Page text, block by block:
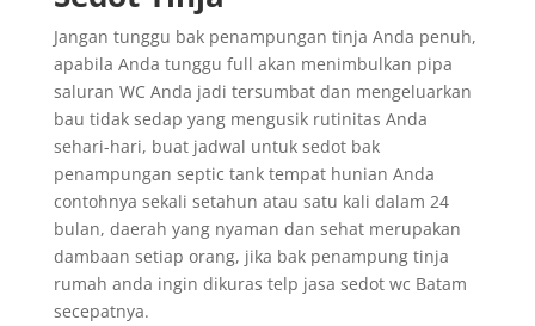
Jangan tunggu bak penampungan tinja Anda penuh,
apabila Anda tunggu full akan menimbulkan pipa
saluran WC Anda jadi tersumbat dan mengeluarkan
bau tidak sedap yang mengusik rutinitas Anda
sehari-hari, buat jadwal untuk sedot bak
penampungan septic tank tempat hunian Anda
contohnya sekali setahun atau satu kali dalam 24
bulan, daerah yang nyaman dan sehat merupakan
dambaan setiap orang, jika bak penampung tinja
rumah anda ingin dikuras telp jasa sedot wc Batam
secepatnya.